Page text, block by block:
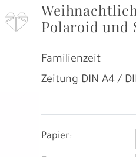
F
Polaroid und
Familienzeit
Zeitung DIN A4 /
Papier: